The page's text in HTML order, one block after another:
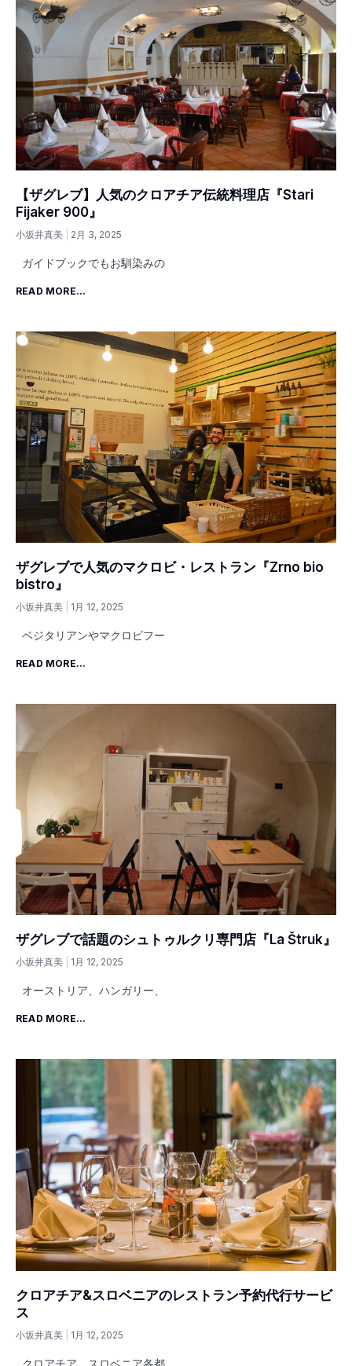
【ザグレブ】人気のクロアチア伝統料理店『Stari
Fijaker 900』
小坂井真美 2月 3, 2025
ガイドブックでもお馴染みの
READ MORE...
ザグレブで人気のマクロビ・レストラン『Zrno bio
bistro』
小坂井真美 1月 12, 2025
ベジタリアンやマクロビフー
READ MORE...
ザグレブで話題のシュトゥルクリ専門店『La Štruk』
小坂井真美 1月 12, 2025
オーストリア、ハンガリー、
READ MORE...
クロアチア&スロベニアのレストラン予約代行サービ
ス
小坂井真美 1月 12, 2025
クロアチア、スロベニア各都